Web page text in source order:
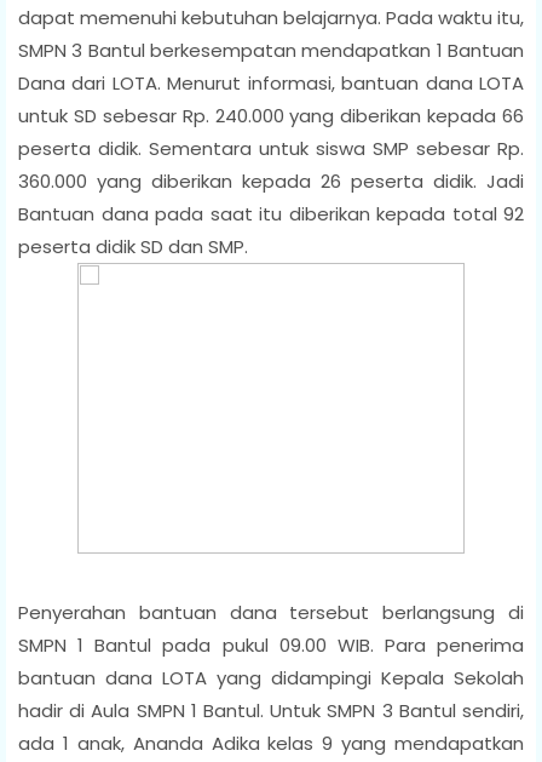
dapat memenuhi kebutuhan belajarnya. Pada waktu itu,
SMPN 3 Bantul berkesempatan mendapatkan 1 Bantuan
Dana dari LOTA. Menurut informasi, bantuan dana LOTA
untuk SD sebesar Rp. 240.000 yang diberikan kepada 66
peserta didik. Sementara untuk siswa SMP sebesar Rp.
360.000 yang diberikan kepada 26 peserta didik. Jadi
Bantuan dana pada saat itu diberikan kepada total 92
peserta didik SD dan SMP.
Penyerahan bantuan dana tersebut berlangsung di
SMPN 1 Bantul pada pukul 09.00 WIB. Para penerima
bantuan dana LOTA yang didampingi Kepala Sekolah
hadir di Aula SMPN 1 Bantul. Untuk SMPN 3 Bantul sendiri,
ada 1 anak, Ananda Adika kelas 9 yang mendapatkan